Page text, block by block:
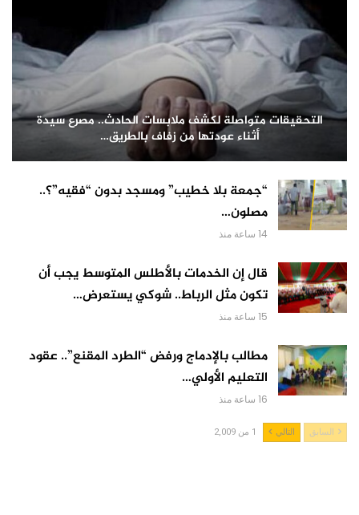
التحقيقات متواصلة لكشف ملابسات الحادث.. مصرع سيدة
أثناء عودتها من زفاف بالطريق…
“جمعة بلا خطيب” ومسجد بدون “فقيه”؟..
مصلون…
14 ساعة منذ
قال إن الخدمات بالأطلس المتوسط يجب أن
تكون مثل الرباط.. شوكي يستعرض…
15 ساعة منذ
مطالب بالإدماج ورفض “الطرد المقنع”.. عقود
التعليم الأولي…
16 ساعة منذ
السابق التالي 1 من 2,009